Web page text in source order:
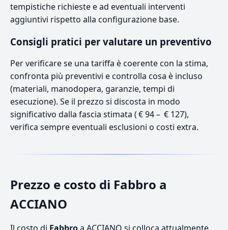
tempistiche richieste e ad eventuali interventi
aggiuntivi rispetto alla configurazione base.
Consigli pratici per valutare un preventivo
Per verificare se una tariffa è coerente con la stima,
confronta più preventivi e controlla cosa è incluso
(materiali, manodopera, garanzie, tempi di
esecuzione). Se il prezzo si discosta in modo
significativo dalla fascia stimata ( € 94 – € 127),
verifica sempre eventuali esclusioni o costi extra.
Prezzo e costo di Fabbro a
ACCIANO
Il costo di Fabbroa ACCIANO si colloca attualmente